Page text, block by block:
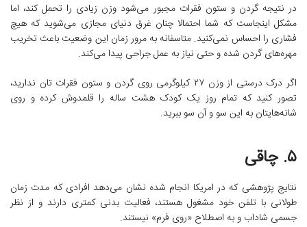
در نتیجه گردن و ستون فقرات مجبور می‌شود وزن زیادی را تحمل کند، اما
مشکل اینجاست که شما احتمالا چنان غرق دنیای مجازی می‌شوید که هیچ
فشاری را احساس نمی‌کنید. متاسفانه به مرور زمان این وضعیت باعث تخریب
مهره‌های گردن شده و حتی نیاز به عمل جراحی پیدا می‌کند.
اگر درک درستی از وزن ۲۷ کیلوگرمی روی گردن و ستون فقرات تان ندارید،
تصور کنید که تمام روز یک کودک هشت ساله را قلمدوش کرده و روی
شانه‌هایتان به این سو و آن سو ببرید.
۵. چاقی
نتایج پژوهشی که در امریکا انجام شده نشان می‌دهد افرادی که مدت زمان
طولانی با تلفن خود مشغول هستند، فعالیت بدنی کمتری دارند و از نظر
جسمی شاداب و به اصطلاح «روی فرم» نیستند.